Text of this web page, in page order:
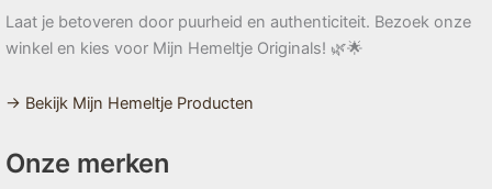
Laat je betoveren door puurheid en authenticiteit. Bezoek onze
winkel en kies voor Mijn Hemeltje Originals! 🌿🌟
→ Bekijk Mijn Hemeltje Producten
Onze merken